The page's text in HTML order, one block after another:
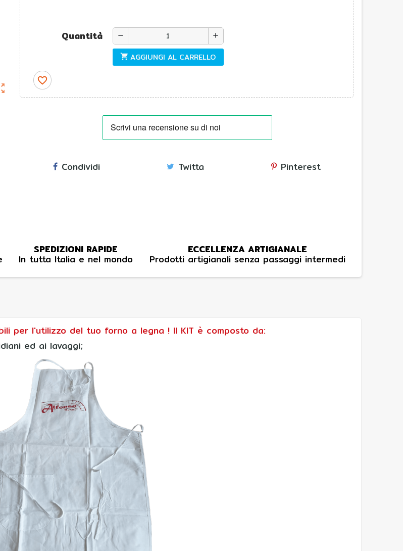
Quantità remove add
shopping_cart AGGIUNGI AL CARRELLO
favorite_border
Condividi Twitta Pinterest
SPEDIZIONI RAPIDE
In tutta Italia e nel mondo
ECCELLENZA ARTIGIANALE
Prodotti artigianali senza passaggi intermedi
per l'utilizzo del tuo forno a legna ! Il KIT è composto da:
ed ai lavaggi;